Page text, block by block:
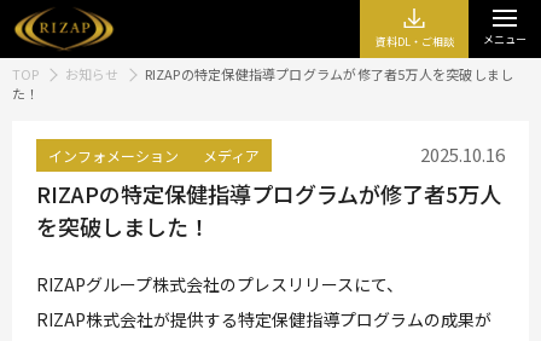
資料DL・ご相談 メニュー
TOP お知らせ
RIZAPの特定保健指導プログラムが修了者5万人を突破しまし
た！
インフォメーション メディア 2025.10.16
RIZAPの特定保健指導プログラムが修了者5万人
を突破しました！
RIZAPグループ株式会社のプレスリリースにて、
RIZAP株式会社が提供する特定保健指導プログラムの成果が